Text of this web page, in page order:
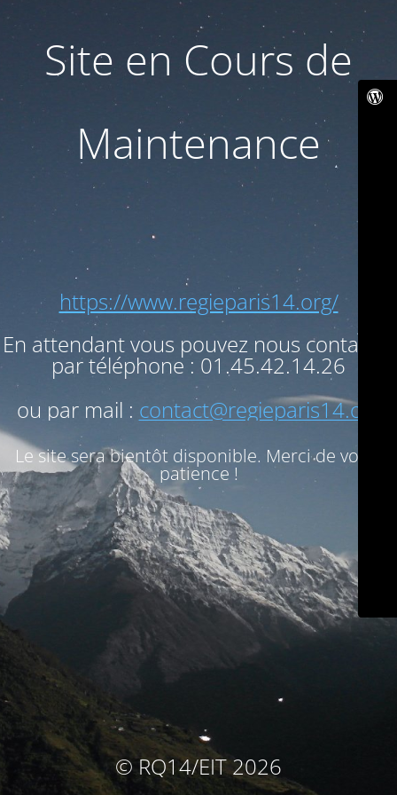
Site en Cours de
Maintenance
https://www.regieparis14.org/
En attendant vous pouvez nous contacter
par téléphone : 01.45.42.14.26
ou par mail : contact@regieparis14.org
Le site sera bientôt disponible. Merci de votre
patience !
© RQ14/EIT 2026